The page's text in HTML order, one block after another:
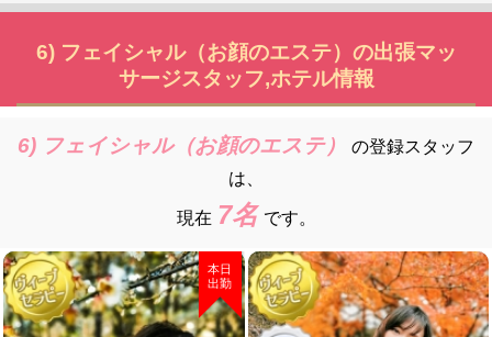
6) フェイシャル（お顔のエステ）の出張マッ
サージスタッフ,ホテル情報
6) フェイシャル（お顔のエステ）
の登録スタッフ
は、
現在 7名 です。
本日
出勤